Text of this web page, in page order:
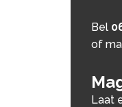
Bel
of
Laat